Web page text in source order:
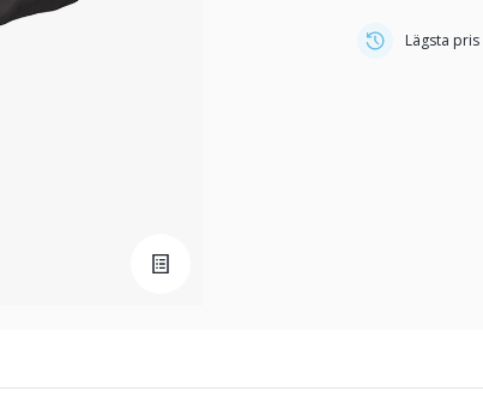
Lägsta